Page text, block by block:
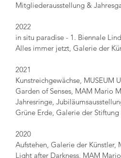
Mitgliederausstellung &
2022
in situ paradise - 1. Biennale
Alles immer jetzt, Galerie der
2021
Kunstreichgewächse, MUSEUM
Garden of Senses, MAM Mario
Jahresringe, Jubiläumsausstellung
Grüne Erde, Galerie der Stiftung S
2020
Aufstehen, Galerie der Künstler,
Light after Darkness, MAM